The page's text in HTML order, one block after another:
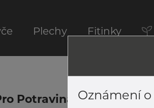
Plechy Fitinky
PotravinářskyOznámení